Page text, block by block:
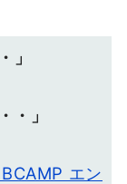
」
・」
エン